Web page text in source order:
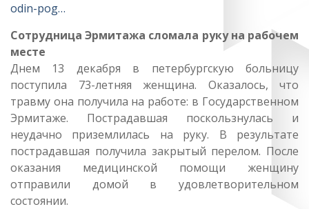
odin-pog…
Сотрудница Эрмитажа сломала руку на рабочем
месте
Днем 13 декабря в петербургскую больницу
поступила 73-летняя женщина. Оказалось, что
травму она получила на работе: в Государственном
Эрмитаже. Пострадавшая поскользнулась и
неудачно приземлилась на руку. В результате
пострадавшая получила закрытый перелом. После
оказания медицинской помощи женщину
отправили домой в удовлетворительном
состоянии.